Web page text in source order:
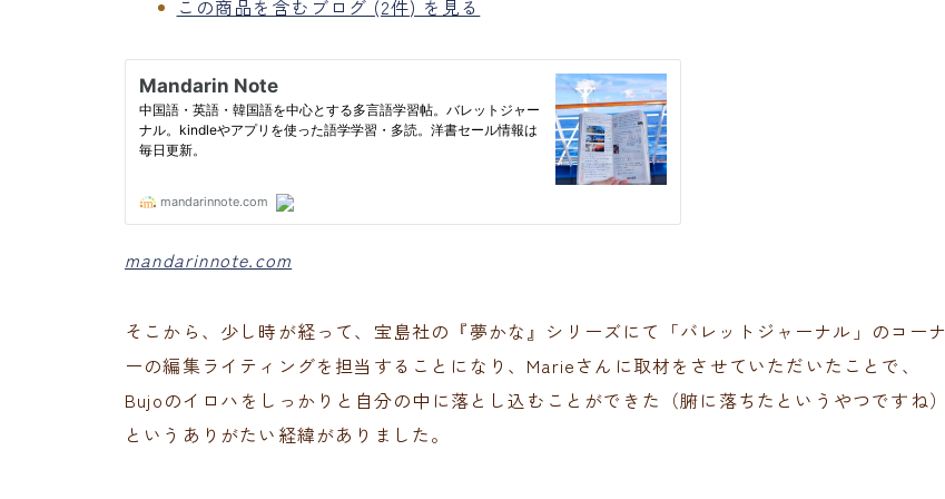
この商品を含むブログ (2件) を見る
mandarinnote.com
そこから、少し時が経って、宝島社の『夢かな』シリーズにて「バレットジャーナル」のコーナ
ーの編集ライティングを担当することになり、Marieさんに取材をさせていただいたことで、
Bujoのイロハをしっかりと自分の中に落とし込むことができた（腑に落ちたというやつですね）
というありがたい経緯がありました。